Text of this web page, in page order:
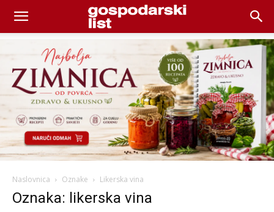
Naslovnica Oznake Likerska vina
Oznaka: likerska vina